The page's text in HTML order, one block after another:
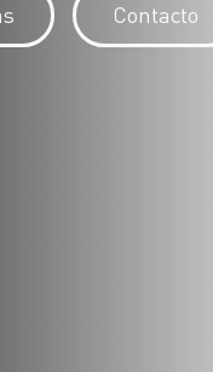
Contacto